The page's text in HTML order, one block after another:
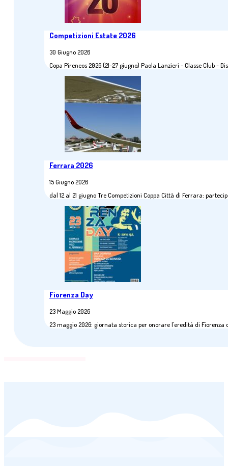
Competizioni Estate 2026
30 Giugno 2026
Copa Pireneos 2026 (21-27 giugno) Paola Lanzieri - Classe Club -
Ferrara 2026
15 Giugno 2026
dal 12 al 21 giugno Tre Competizioni Coppa Città di Ferrara:
Fiorenza Day
23 Maggio 2026
23 maggio 2026: giornata storica per onorare l'eredità di